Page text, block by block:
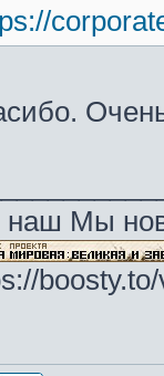
Мы